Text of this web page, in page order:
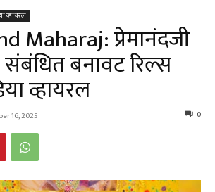
व्हायरल
Maharaj: प्रेमानंदजी
संबंधित बनावट रिल्स
व्हायरल
16, 2025 0